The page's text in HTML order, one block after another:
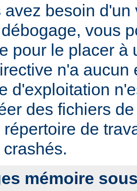
avez besoin
vous
pour le placer à
n'a aucun
d'exploitation
des fichiers
répertoire de
mémoire